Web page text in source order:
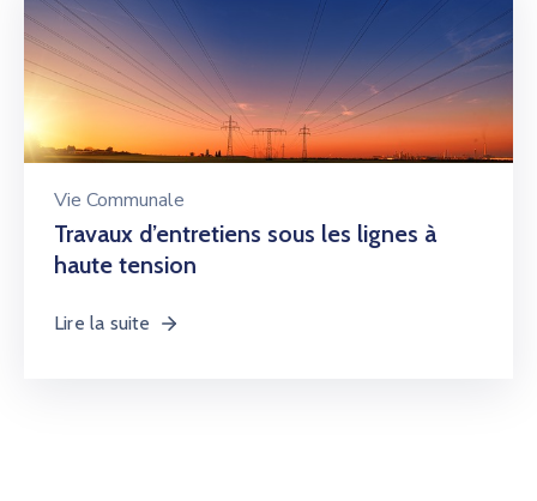
Vie Communale
Travaux d’entretiens sous les lignes à
haute tension
Lire la suite